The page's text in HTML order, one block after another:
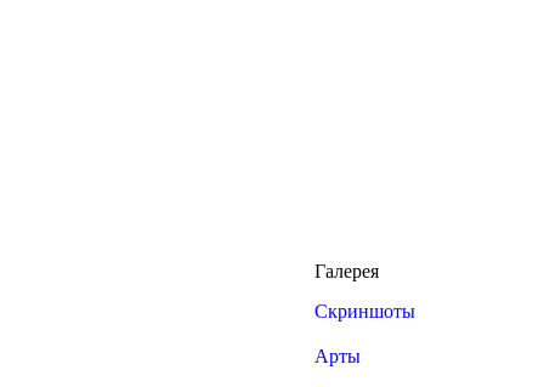
Галерея
Скриншоты
Арты